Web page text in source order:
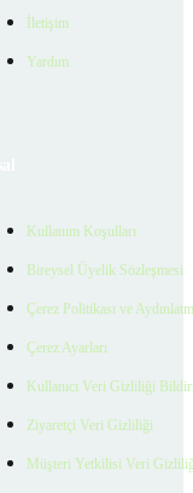
İletişim
Yardım
Kullanım Koşulları
Bireysel Üyelik Sözleşmesi
Çerez Politikası ve
Çerez Ayarları
Kullanıcı Veri Gizliliği
Ziyaretçi Veri Gizliliği
Müşteri Yetkilisi Veri